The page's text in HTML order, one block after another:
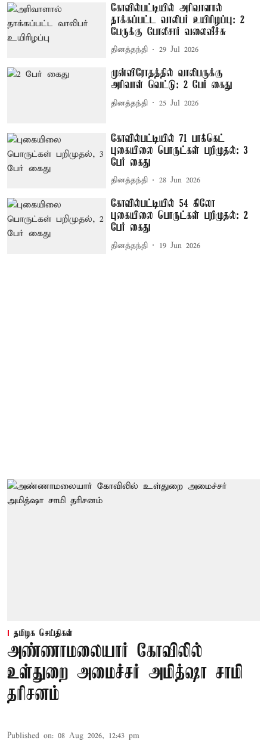
கோவில்பட்டியில் அரிவாளால்
தாக்கப்பட்ட வாலிபர் உயிரிழப்பு: 2
பேருக்கு போலீசார் வலைவீச்சு
தினத்தந்தி 29 Jul 2026
முன்விரோதத்தில் வாலிபருக்கு
அரிவாள் வெட்டு: 2 பேர் கைது
தினத்தந்தி 25 Jul 2026
கோவில்பட்டியில் 71 பாக்கெட்
புகையிலை பொருட்கள் பறிமுதல்: 3
பேர் கைது
தினத்தந்தி 28 Jun 2026
கோவில்பட்டியில் 54 கிலோ
புகையிலை பொருட்கள் பறிமுதல்: 2
பேர் கைது
தினத்தந்தி 19 Jun 2026
தமிழக செய்திகள்
அண்ணாமலையார் கோவிலில்
உள்துறை அமைச்சர் அமித்ஷா சாமி
தரிசனம்
Published on: 08 Aug 2026, 12:43 pm